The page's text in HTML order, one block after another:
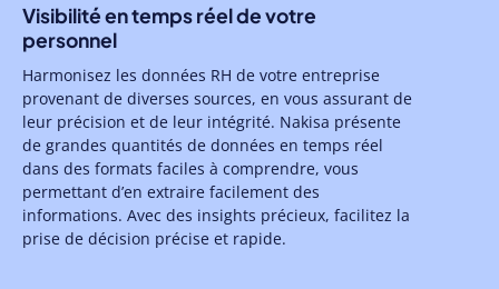
Visibilité en temps réel de votre
personnel
Harmonisez les données RH de votre entreprise
provenant de diverses sources, en vous assurant de
leur précision et de leur intégrité. Nakisa présente
de grandes quantités de données en temps réel
dans des formats faciles à comprendre, vous
permettant d’en extraire facilement des
informations. Avec des insights précieux, facilitez la
prise de décision précise et rapide.